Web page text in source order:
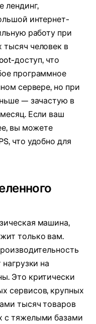
лендинг,
интернет-
работу при
человек в
доступ, что
программное
сервере, но при
— зачастую в
Если ваш
вы можете
что удобно для
машина,
только вам.
на
Это критически
сервисов, крупных
тысяч товаров
с тяжелыми базами